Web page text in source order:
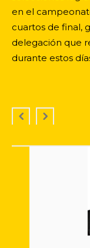
en el
cuartos de final,
delegación que
durante estos